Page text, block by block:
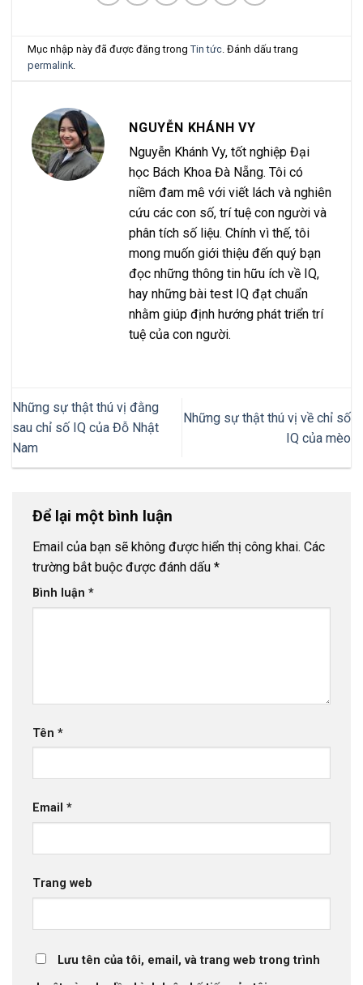
Mục nhập này đã được đăng trongTin tức. Đánh dấu trang
permalink.
NGUYỄN KHÁNH VY
Nguyễn Khánh Vy, tốt nghiệp Đại
học Bách Khoa Đà Nẵng. Tôi có
niềm đam mê với viết lách và nghiên
cứu các con số, trí tuệ con người và
phân tích số liệu. Chính vì thế, tôi
mong muốn giới thiệu đến quý bạn
đọc những thông tin hữu ích về IQ,
hay những bài test IQ đạt chuẩn
nhằm giúp định hướng phát triển trí
tuệ của con người.
Những sự thật thú vị đằng
sau chỉ số IQ của Đỗ Nhật
Nam
Những sự thật thú vị về chỉ số
IQ của mèo
Để lại một bình luận
Email của bạn sẽ không được hiển thị công khai. Các
trường bắt buộc được đánh dấu *
Bình luận *
Tên *
Email *
Trang web
Lưu tên của tôi, email, và trang web trong trình